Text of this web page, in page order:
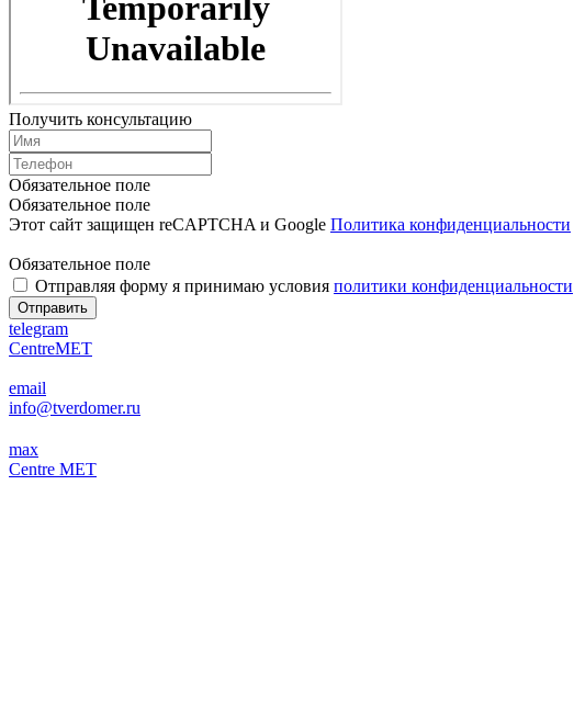
Получить консультацию
Обязательное поле
Обязательное поле
Этот сайт защищен reCAPTCHA и Google Политика конфиденциальности
Обязательное поле
Отправляя форму я принимаю условия политики конфиденциальности
telegram
CentreMET
email
info@tverdomer.ru
max
Centre MET